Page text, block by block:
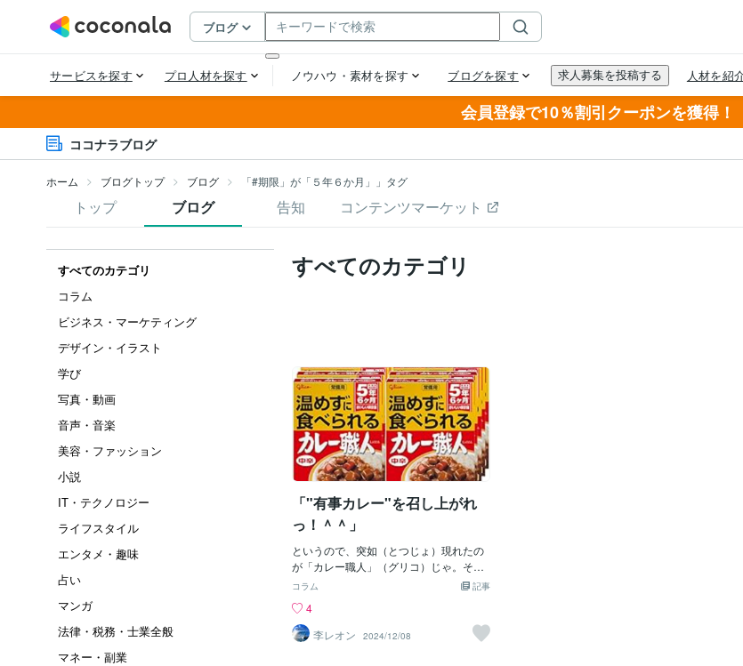
会員登録で10％割引クーポンを獲得！
ココナラブログ
ホーム ブログトップ ブログ 「#期限」が「５年６か月」」タグ
トップ ブログ 告知 コンテンツマーケット
すべてのカテゴリ
コラム
ビジネス・マーケティング
デザイン・イラスト
学び
写真・動画
音声・音楽
美容・ファッション
小説
IT・テクノロジー
ライフスタイル
エンタメ・趣味
占い
マンガ
法律・税務・士業全般
マネー・副業
すべてのカテゴリ
「"有事カレー"を召し上がれ
っ！＾＾」
というので、突如（とつじょ）現れたの
が「カレー職人」（グリコ）じゃ。そ
う、「レトルト食品」の「代表格」のヤ
ぉ～♪ボクのご紹介じゃから、とっても
お得で、「安っ！」というのがいつもの
売りじゃ。だって「お金持ち」と「お貧
記事
コラム
4
李レオン
2024/12/08